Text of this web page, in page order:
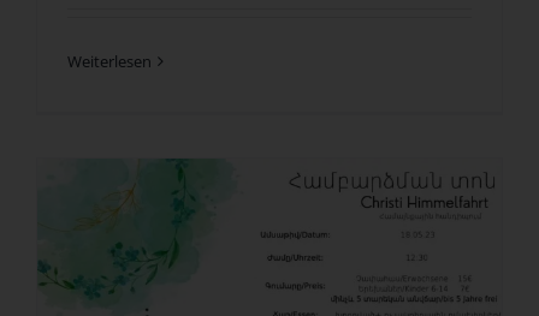
Weiterlesen